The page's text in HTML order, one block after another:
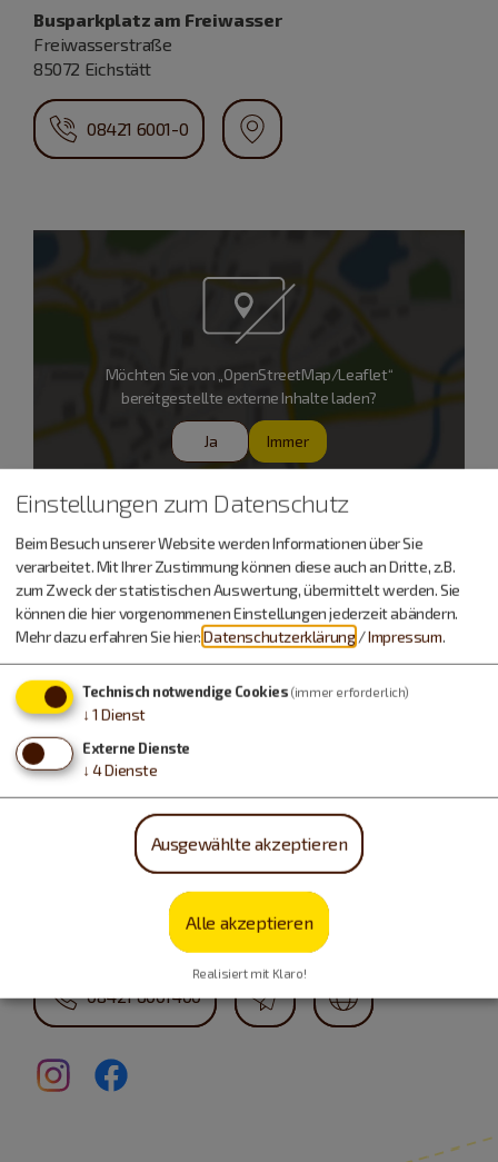
Busparkplatz am Freiwasser
Freiwasserstraße
85072 Eichstätt
08421 6001-0
Möchten Sie von „OpenStreetMap/Leaflet“
bereitgestellte externe Inhalte laden?
Ja Immer
Heilig Kreuz Kirche (ehem. Kapuzinerkirche)
P. Hubert Dybala CP.
Kapuzinergasse 2
85072 Eichstätt
der Kapuzinergasse, die gegenüber der Universität von
Info-Adresse
Tourist-Information
08421 6001400
Einstellungen zum Datenschutz
Beim Besuch unserer Website werden Informationen über Sie
verarbeitet. Mit Ihrer Zustimmung können diese auch an Dritte, z.B.
zum Zweck der statistischen Auswertung, übermittelt werden. Sie
können die hier vorgenommenen Einstellungen jederzeit abändern.
Mehr dazu erfahren Sie hier:Datenschutzerklärung /Impressum.
Technisch notwendige Cookies (immer erforderlich)
↓ 1 Dienst
Externe Dienste
↓ 4Dienste
Ausgewählte akzeptieren
Alle akzeptieren
Realisiert mit Klaro!